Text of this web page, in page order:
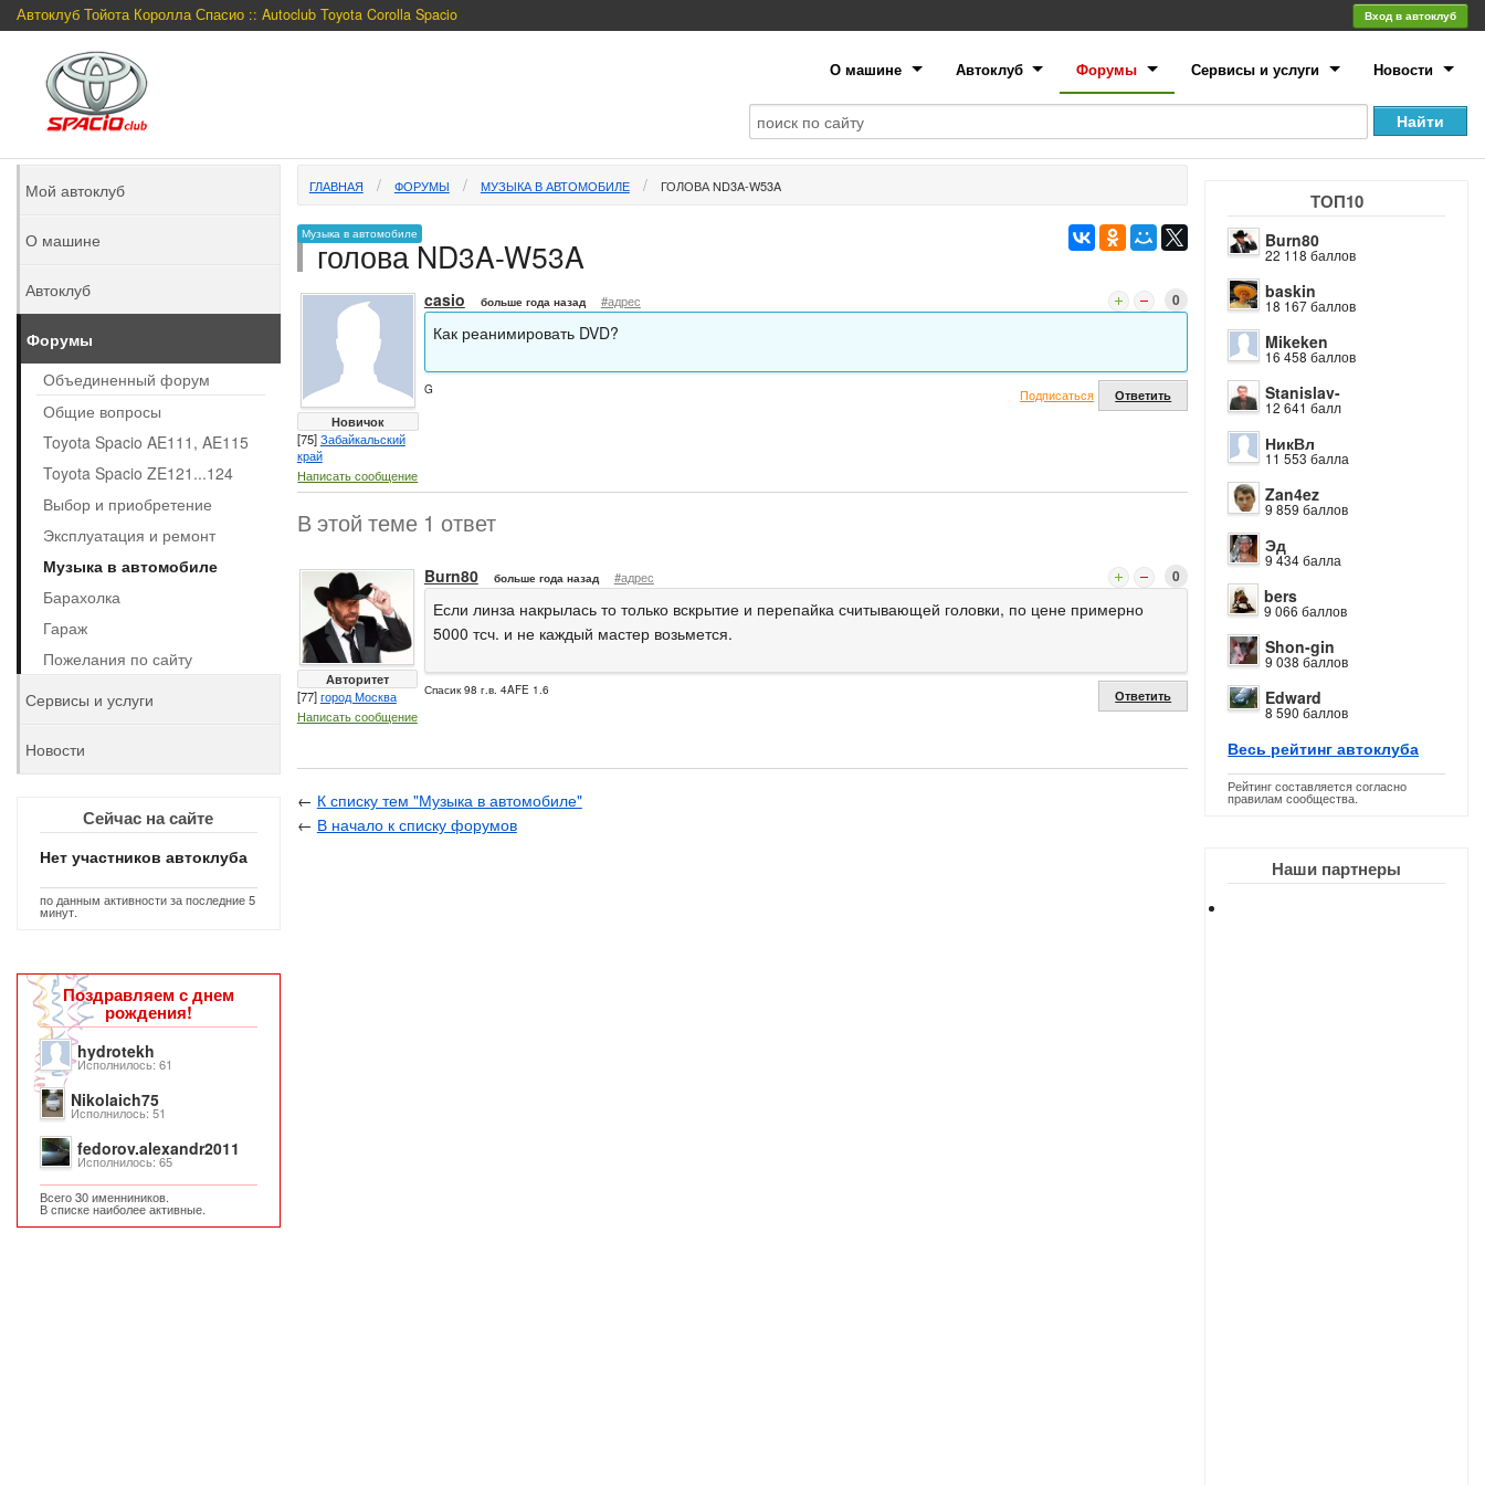
Автоклуб Тойота Королла Спасио :: Autoclub Toyota Corolla Spacio Вход в автоклуб
О машине Автоклуб Форумы Сервисы и услуги Новости
ТОП10
Burn80
22 118 баллов
baskin
18 167 баллов
Mikeken
16 458 баллов
Stanislav-
12 641 балл
НикВл
11 553 балла
Zan4ez
9 859 баллов
Эд
9 434 балла
bers
9 066 баллов
Shon-gin
9 038 баллов
Edward
8 590 баллов
Весь рейтинг автоклуба
Рейтинг составляется согласно
правилам сообщества.
Наши партнеры
ГЛАВНАЯ ФОРУМЫ МУЗЫКА В АВТОМОБИЛЕ ГОЛОВА ND3A-W53A
Музыка в автомобиле
голова ND3A-W53A
Новичок
[75]Забайкальский
край
Написать сообщение
casio больше года назад #адрес 0
Как реанимировать DVD?
G Подписаться Ответить
В этой теме 1 ответ
Авторитет
[77]город Москва
Написать сообщение
Burn80 больше года назад #адрес 0
Если линза накрылась то только вскрытие и перепайка считывающей головки, по цене примерно
5000 тсч. и не каждый мастер возьмется.
Спасик 98 г.в. 4AFE 1.6 Ответить
← К списку тем "Музыка в автомобиле"
← В начало к списку форумов
Мой автоклуб
О машине
Автоклуб
Форумы
Объединенный форум
Общие вопросы
Toyota Spacio AE111, AE115
Toyota Spacio ZE121...124
Выбор и приобретение
Эксплуатация и ремонт
Музыка в автомобиле
Барахолка
Гараж
Пожелания по сайту
Сервисы и услуги
Новости
Сейчас на сайте
Нет участников автоклуба
по данным активности за последние 5
минут.
Поздравляем с днем
рождения!
hydrotekh
Исполнилось: 61
Nikolaich75
Исполнилось: 51
fedorov.alexandr2011
Исполнилось: 65
Всего 30 именниников.
В списке наиболее активные.